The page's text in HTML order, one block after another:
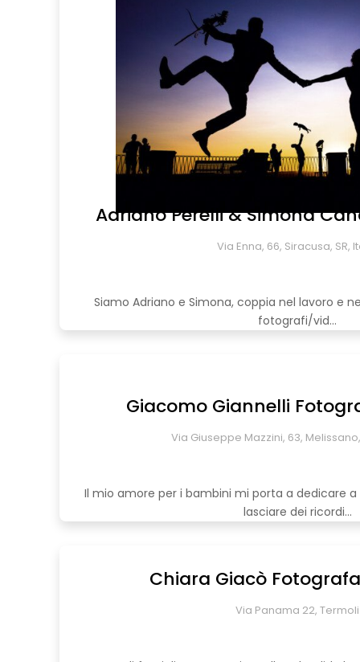
Adriano Perelli & Simona
Via Enna, 66, Siracusa, SR,
Siamo Adriano e Simona, coppia nel lavoro e
fotografi/vid...
Giacomo Giannelli
Via Giuseppe Mazzini, 63,
Il mio amore per i bambini mi porta a dedicare a
lasciare dei ricordi...
Chiara Giacò Fotografa
Via Panama 22, Termoli